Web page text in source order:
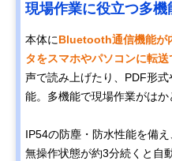
現場作業に役立つ多機
本体にBluetooth通信機能が
タをスマホやパソコンに転送
声で読み上げたり、PDF形
能。多機能で現場作業がはか
IP54の防塵・防水性能を備
無操作状態が約3分続くと自